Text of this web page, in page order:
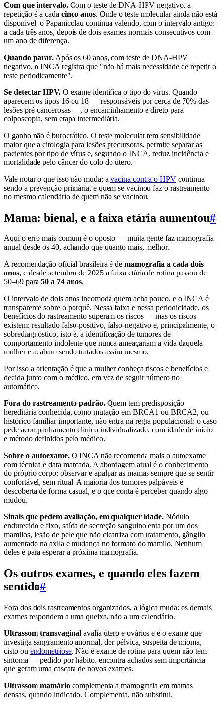
Com que intervalo. Com o teste de DNA-HPV negativo, a
repetição é a cada cinco anos. Onde o teste molecular ainda não está
disponível, o Papanicolau continua valendo, com o intervalo antigo:
a cada três anos, depois de dois exames normais consecutivos com
um ano de diferença.
Quando parar. Após os 60 anos, com teste de DNA-HPV
negativo, o INCA registra que "não há mais necessidade de repetir o
teste periodicamente".
Se detectar HPV. O exame identifica o tipo do vírus. Quando
aparecem os tipos 16 ou 18 — responsáveis por cerca de 70% das
lesões pré-cancerosas —, o encaminhamento é direto para
colposcopia, sem etapa intermediária.
O ganho não é burocrático. O teste molecular tem sensibilidade
maior que a citologia para lesões precursoras, permite separar as
pacientes por tipo de vírus e, segundo o INCA, reduz incidência e
mortalidade pelo câncer do colo do útero.
Vale notar o que isso não muda: a vacina contra o HPV continua
sendo a prevenção primária, e quem se vacinou faz o rastreamento
no mesmo calendário de quem não se vacinou.
Mama: bienal, e a faixa etária aumentou#
Aqui o erro mais comum é o oposto — muita gente faz mamografia
anual desde os 40, achando que quanto mais, melhor.
A recomendação oficial brasileira é de mamografia a cada dois
anos, e desde setembro de 2025 a faixa etária de rotina passou de
50–69 para 50 a 74 anos.
O intervalo de dois anos incomoda quem acha pouco, e o INCA é
transparente sobre o porquê. Nessa faixa e nessa periodicidade, os
benefícios do rastreamento superam os riscos — mas os riscos
existem: resultado falso-positivo, falso-negativo e, principalmente, o
sobrediagnóstico, isto é, a identificação de tumores de
comportamento indolente que nunca ameaçariam a vida daquela
mulher e acabam sendo tratados assim mesmo.
Por isso a orientação é que a mulher conheça riscos e benefícios e
decida junto com o médico, em vez de seguir número no
automático.
Fora do rastreamento padrão. Quem tem predisposição
hereditária conhecida, como mutação em BRCA1 ou BRCA2, ou
histórico familiar importante, não entra na regra populacional: o caso
pede acompanhamento clínico individualizado, com idade de início
e método definidos pelo médico.
Sobre o autoexame. O INCA não recomenda mais o autoexame
com técnica e data marcada. A abordagem atual é o conhecimento
do próprio corpo: observar e apalpar as mamas sempre que se sentir
confortável, sem ritual. A maioria dos tumores palpáveis é
descoberta de forma casual, e o que conta é perceber quando algo
mudou.
Sinais que pedem avaliação, em qualquer idade. Nódulo
endurecido e fixo, saída de secreção sanguinolenta por um dos
mamilos, lesão de pele que não cicatriza com tratamento, gânglio
aumentado na axila e mudança no formato do mamilo. Nenhum
deles é para esperar a próxima mamografia.
Os outros exames, e quando eles fazem
sentido#
Fora dos dois rastreamentos organizados, a lógica muda: os demais
exames respondem a uma queixa, não a um calendário.
Ultrassom transvaginal avalia útero e ovários e é o exame que
investiga sangramento anormal, dor pélvica, suspeita de mioma,
cisto ou endometriose. Não é exame de rotina para quem não tem
sintoma — pedido por hábito, encontra achados sem importância
que geram uma cascata de novos exames.
Ultrassom mamário complementa a mamografia em mamas
densas, quando indicado. Complementa, não substitui.